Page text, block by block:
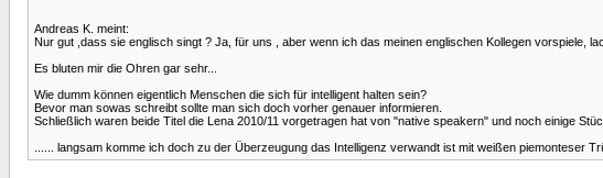
Andreas K. meint:
Nur gut ,dass sie englisch singt ? Ja, für uns , aber wenn ich das meinen englischen Kollegen vorspiele,
Es bluten mir die Ohren gar sehr...
Wie dumm können eigentlich Menschen die sich für intelligent halten sein?
Bevor man sowas schreibt sollte man sich doch vorher genauer informieren.
Schließlich waren beide Titel die Lena 2010/11 vorgetragen hat von "native speakern" und noch einige
...... langsam komme ich doch zu der Überzeugung das Intelligenz verwandt ist mit weißen piemonteser